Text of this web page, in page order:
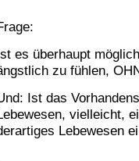
es überhaupt
zu fühlen,
Ist das
vielleicht,
Lebewesen